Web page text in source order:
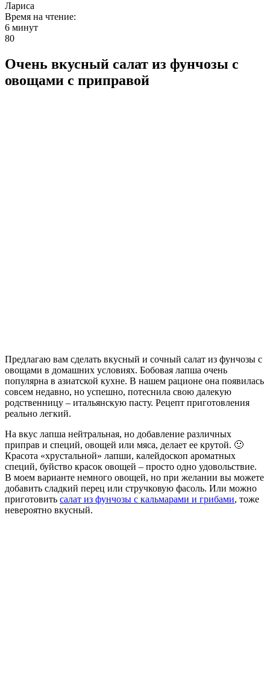
Лариса
Время на чтение:
6 минут
80
Очень вкусный салат из фунчозы с
овощами с приправой
Предлагаю вам сделать вкусный и сочный салат из фунчозы с
овощами в домашних условиях. Бобовая лапша очень
популярна в азиатской кухне. В нашем рационе она появилась
совсем недавно, но успешно, потеснила свою далекую
родственницу – итальянскую пасту. Рецепт приготовления
реально легкий.
На вкус лапша нейтральная, но добавление различных
приправ и специй, овощей или мяса, делает ее крутой. 🙂
Красота «хрустальной» лапши, калейдоскоп ароматных
специй, буйство красок овощей – просто одно удовольствие.
В моем варианте немного овощей, но при желании вы можете
добавить сладкий перец или стручковую фасоль. Или можно
приготовить салат из фунчозы с кальмарами и грибами, тоже
невероятно вкусный.